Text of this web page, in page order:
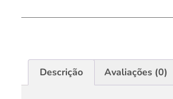
Descrição Avaliações (0)